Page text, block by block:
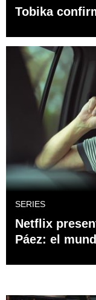
Tobika
SERIES
Netflix
Páez: el